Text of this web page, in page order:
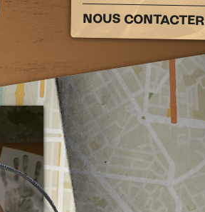
NOUS CONTACTER